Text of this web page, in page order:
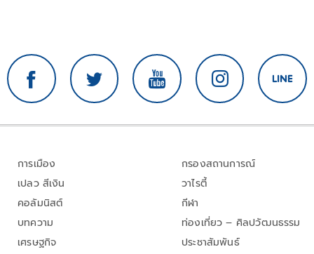
การเมือง
เปลว สีเงิน
คอลัมนิสต์
บทความ
เศรษฐกิจ
กรองสถานการณ์
วาไรตี้
กีฬา
ท่องเที่ยว – ศิลปวัฒนธรรม
ประชาสัมพันธ์